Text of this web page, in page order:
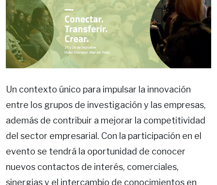
Un contexto único para impulsar la innovación
entre los grupos de investigación y las empresas,
además de contribuir a mejorar la competitividad
del sector empresarial. Con la participación en el
evento se tendrá la oportunidad de conocer
nuevos contactos de interés, comerciales,
sinergias y el intercambio de conocimientos en